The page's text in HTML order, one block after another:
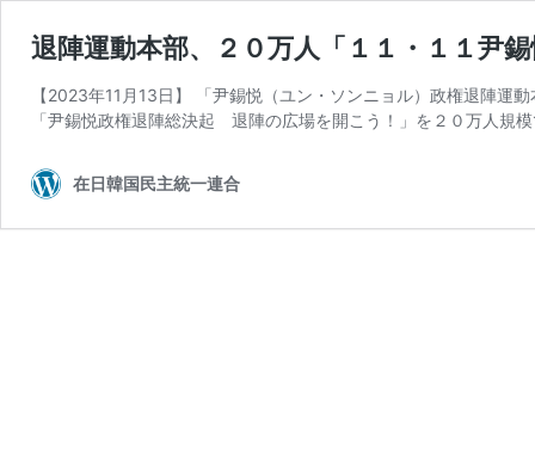
退陣運動本部、２０万人「１１・１１尹
【2023年11月13日】 「尹錫悦（ユン・ソンニョル）政権退陣運
「尹錫悦政権退陣総決起 退陣の広場を開こう！」を２０万人規
在日韓国民主統一連合